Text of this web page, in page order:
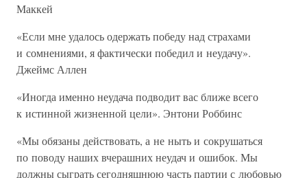
Маккей
«Если мне удалось одержать победу над страхами
и сомнениями, я фактически победил и неудачу».
Джеймс Аллен
«Иногда именно неудача подводит вас ближе всего
к истинной жизненной цели». Энтони Роббинс
«Мы обязаны действовать, а не ныть и сокрушаться
по поводу наших вчерашних неудач и ошибок. Мы
должны сыграть сегодняшнюю часть партии с любовью